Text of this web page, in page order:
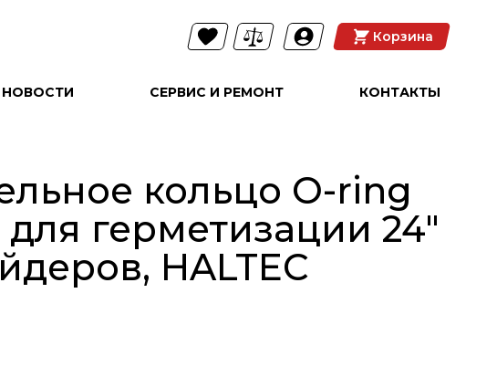
Корзина
НОВОСТИ СЕРВИС И РЕМОНТ КОНТАКТЫ
кольцо O-ring
для герметизации 24"
HALTEC